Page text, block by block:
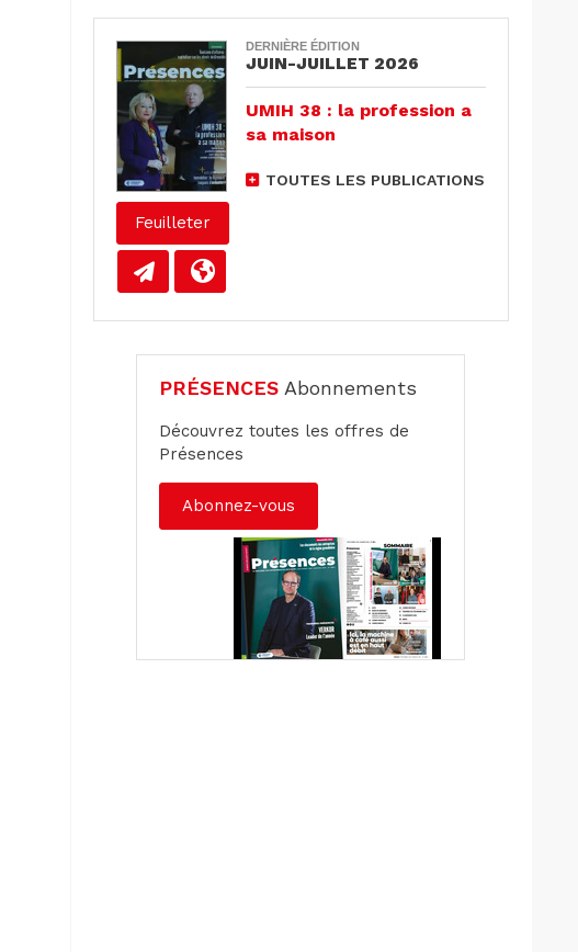
Feuilleter
DERNIÈRE ÉDITION
JUIN-JUILLET 2026
UMIH 38 : la profession a
sa maison
TOUTES LES PUBLICATIONS
PRÉSENCES Abonnements
Découvrez toutes les offres de
Présences
Abonnez-vous